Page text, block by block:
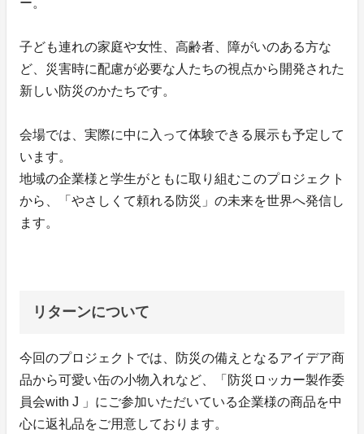
ー。
子ども連れの家庭や女性、高齢者、障がいのある方な
ど、災害時に配慮が必要な人たちの視点から開発された
新しい防災のかたちです。
会場では、実際に中に入って体験できる展示も予定して
います。
地域の企業様と学生がともに取り組むこのプロジェクト
から、「やさしくて頼れる防災」の未来を世界へ発信し
ます。
リターンについて
今回のプロジェクトでは、防災の備えとなるアイデア商
品から可愛い缶の小物入れなど、「防災ロッカー製作委
員会with J 」にご参加いただいている企業様の商品を中
心に返礼品をご用意しております。